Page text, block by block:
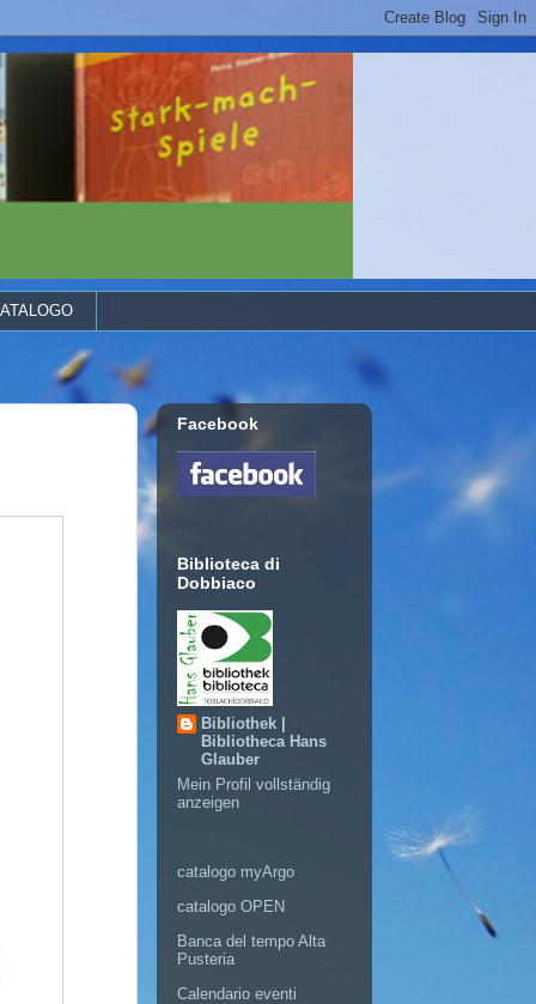
Facebook
Biblioteca di
Dobbiaco
Bibliothek |
Bibliotheca Hans
Glauber
Mein Profil vollständig
anzeigen
catalogo myArgo
catalogo OPEN
Banca del tempo Alta
Pusteria
Calendario eventi